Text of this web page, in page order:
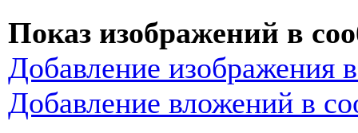
Показ изображений в
Добавление изображения
Добавление вложений в